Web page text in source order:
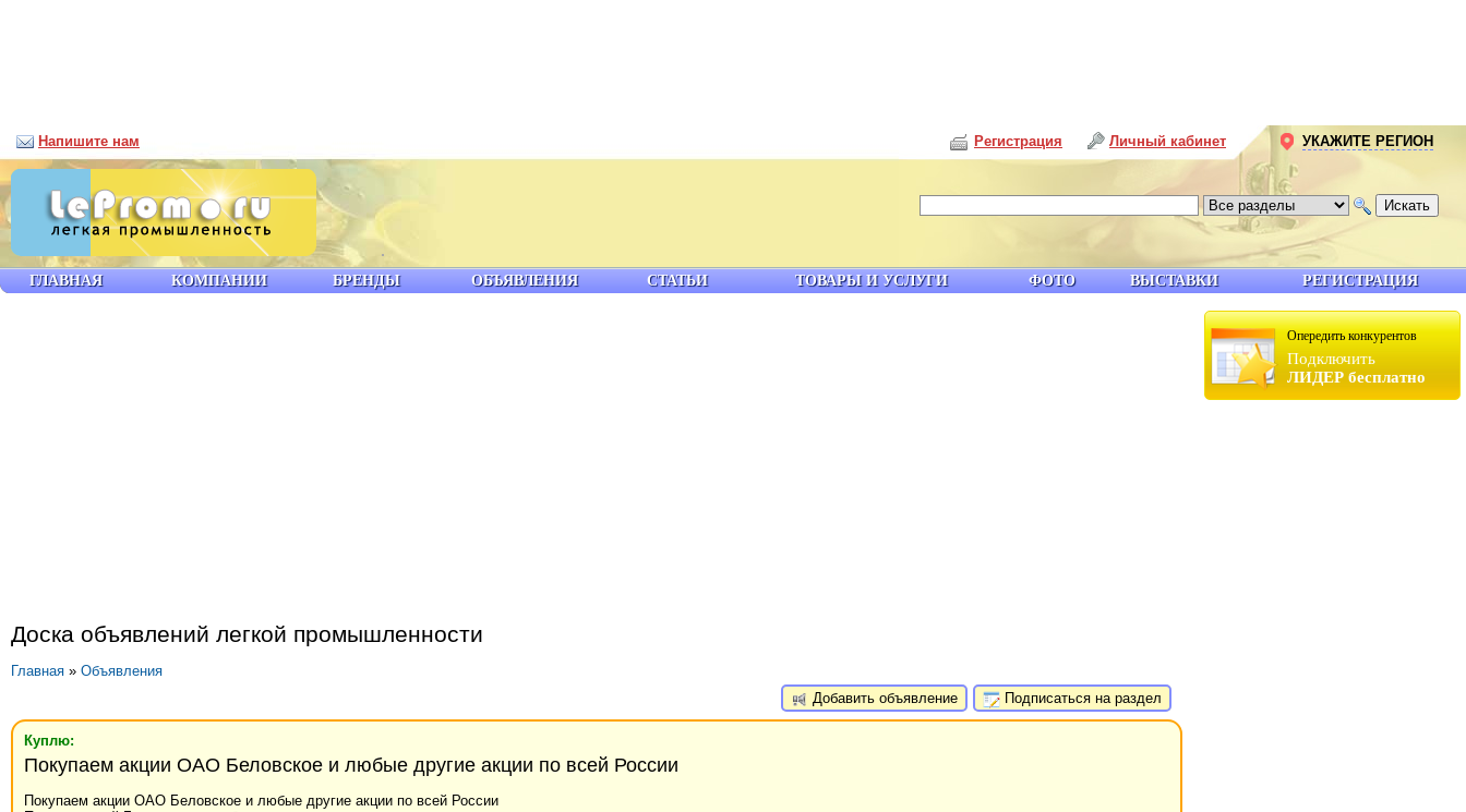
Опередить конкурентов
Подключить
ЛИДЕР бесплатно
Доска объявлений легкой промышленности
Главная » Объявления
Добавить объявление
Подписаться на раздел
Куплю:
Покупаем акции ОАО Беловское и любые другие акции по всей России
Покупаем акции ОАО Беловское и любые другие акции по всей России
ГЛАВНАЯ КОМПАНИИ БРЕНДЫ ОБЪЯВЛЕНИЯ СТАТЬИ ТОВАРЫ И УСЛУГИ ФОТО ВЫСТАВКИ РЕГИСТРАЦИЯ
Напишите нам Личный кабинет
Регистрация УКАЖИТЕ РЕГИОН